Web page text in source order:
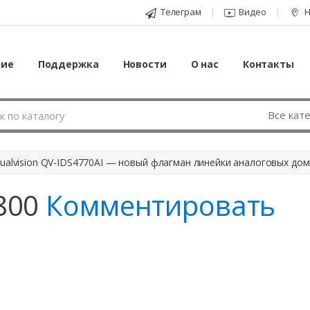
Телеграм Видео
Поддержка Новости О нас Контакты
QV-IDS4770AI — новый флагман линейки аналоговых
Комментировать